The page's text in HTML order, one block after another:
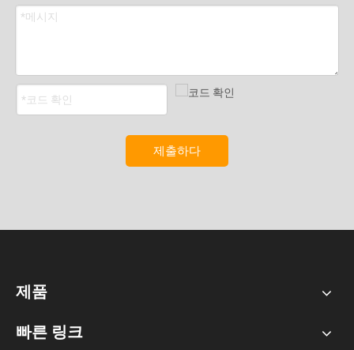
제출하다
제품
빠른 링크